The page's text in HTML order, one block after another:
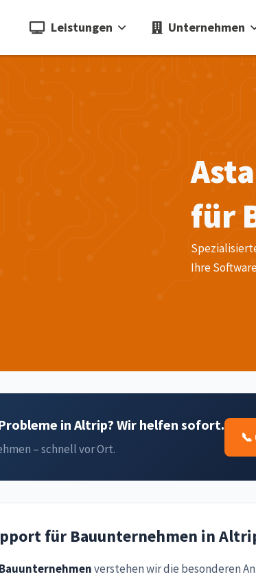
Leistungen Unternehmen
für
Ihre
in Altrip? Wir helfen sofort.
– schnell vor Ort.
📞
für Bauunternehmen in
Bauunternehmenverstehen wir die besonderen